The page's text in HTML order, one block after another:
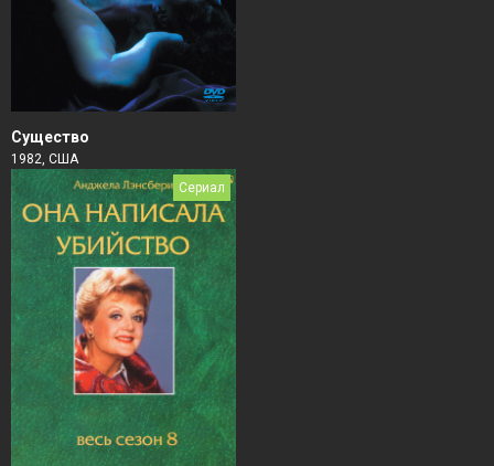
Существо
1982, США
Сериал